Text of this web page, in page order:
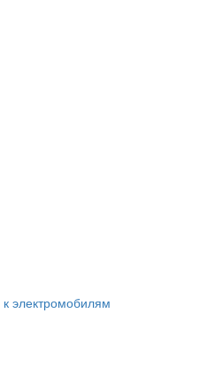
электромобилям